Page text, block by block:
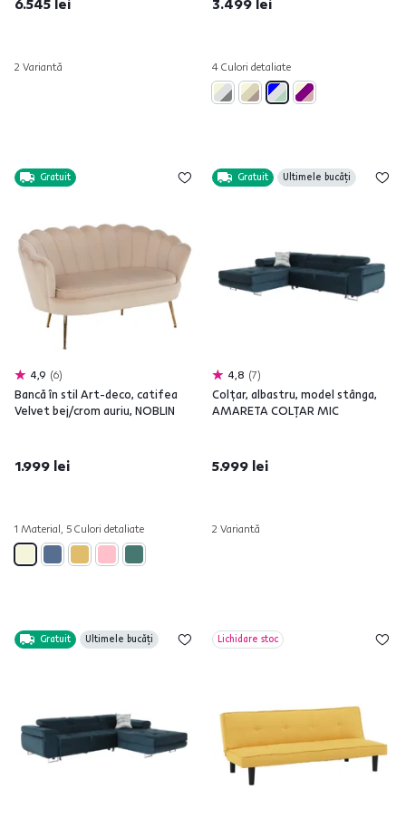
6.545 lei
2 Variantă
3.499 lei
4 Culori detaliate
Gratuit
4,9 6
Bancă în stil Art-deco, catifea
Velvet bej/crom auriu, NOBLIN
1.999 lei
1 Material, 5 Culori detaliate
Gratuit Ultimele bucăți
4,8 7
Colţar, albastru, model stânga,
AMARETA COLŢAR MIC
5.999 lei
2 Variantă
Gratuit Ultimele bucăți Lichidare stoc